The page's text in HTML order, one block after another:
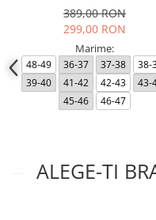
389,00 RON
299,00 RON
Marime:
48-49 36-37 37-38
38-
39-40
41-42 42-43
43-
45-46
46-47
ALEGE-TI